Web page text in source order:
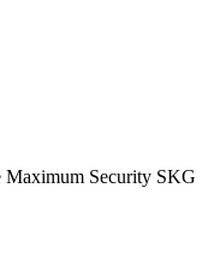
Maximum Security SKG